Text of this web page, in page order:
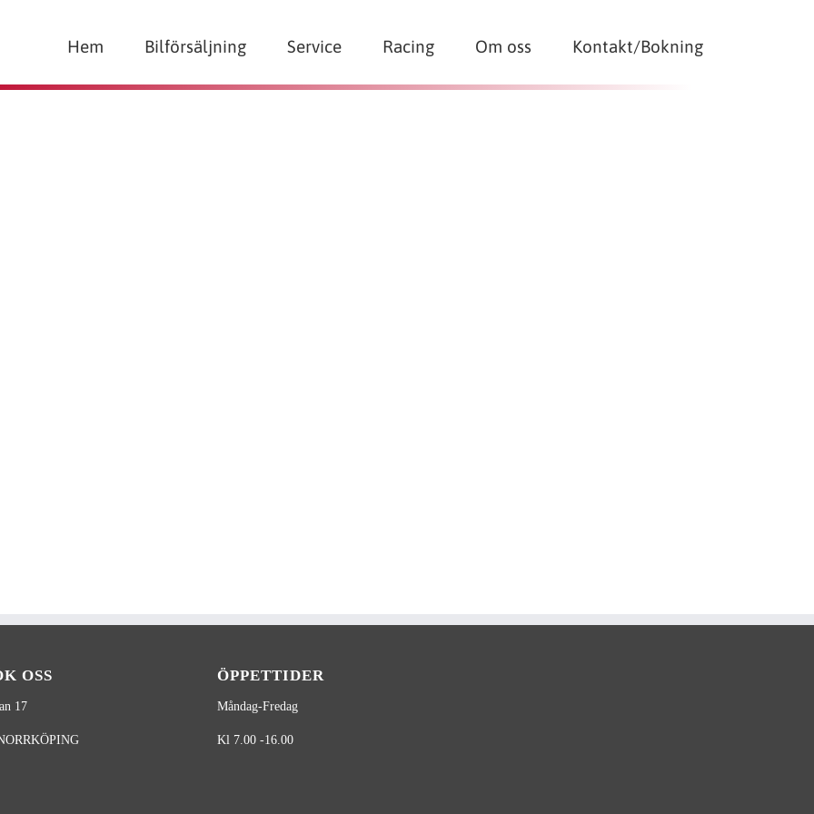
Hem Bilförsäljning Service Racing Om oss Kontakt/Bokning
OSS
17
ÖPPETTIDER
Måndag-Fredag
Kl 7.00 -16.00